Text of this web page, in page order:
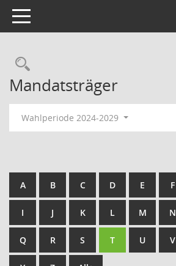
Toggle navigation
Rechercheauswahl
Mandatsträger
Wahlperiode 2024-2029
A B C D E F
I J K L M N
Q R S T U V